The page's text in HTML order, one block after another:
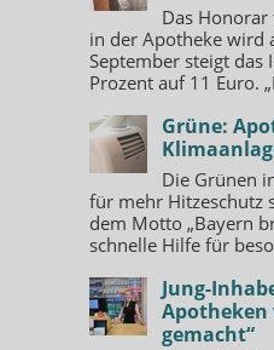
Das
in der Apotheke wird
September steigt
Prozent auf 11 Euro.
Grüne:
Die Grünen
für mehr Hitzeschutz
dem Motto „Bayern
schnelle Hilfe für
Jung-
Apotheken
gemacht“